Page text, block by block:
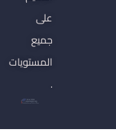
على
جميع
المستويات